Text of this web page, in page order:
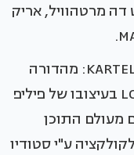
מרטהוויל, אריק
מתוך קולקציית רהיטי ילדים מבית KARTEL: מהדורה
מוקטנת של כיסאות LOULOU GHOST בעיצובו של פיליפ
מעולם התוכן
ע"י סטודיו